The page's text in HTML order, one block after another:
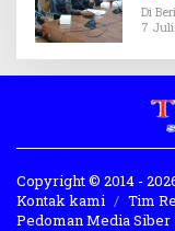
Di
7
Copyright © 2014 -
Kontak kami
Tim
Pedoman Media Siber